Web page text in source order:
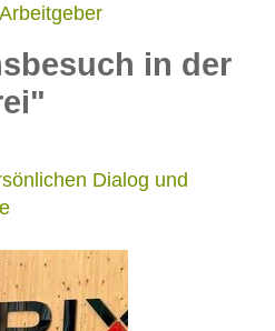
in der
Dialog und